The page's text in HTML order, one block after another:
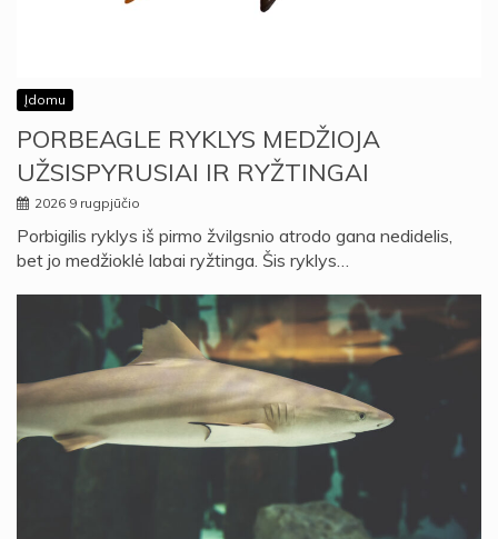
Įdomu
PORBEAGLE RYKLYS MEDŽIOJA
UŽSISPYRUSIAI IR RYŽTINGAI
2026 9 rugpjūčio
Porbigilis ryklys iš pirmo žvilgsnio atrodo gana nedidelis,
bet jo medžioklė labai ryžtinga. Šis ryklys…